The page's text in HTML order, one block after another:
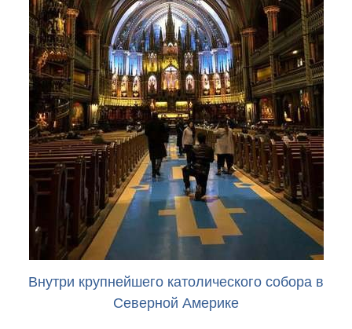
Внутри крупнейшего католического собора в
Северной Америке